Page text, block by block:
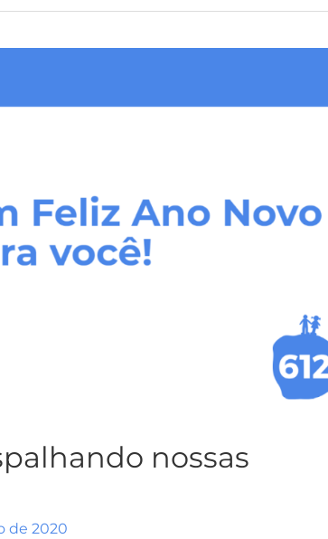
nossas
de 2020